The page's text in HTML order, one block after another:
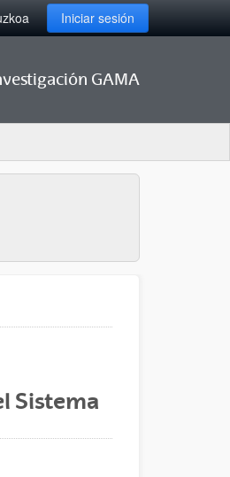
Iniciar sesión
GAMA
Sistema